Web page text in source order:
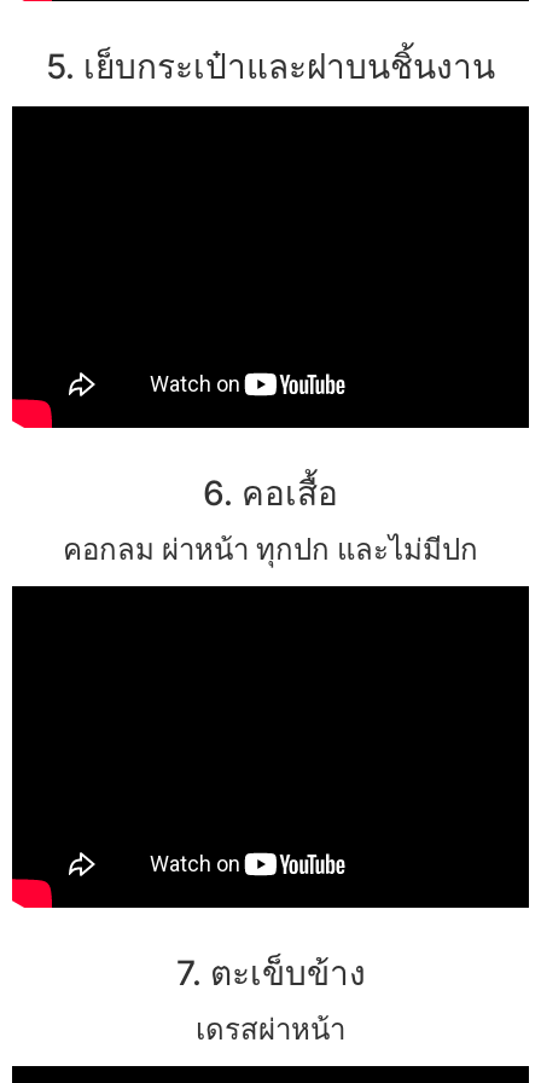
5. เย็บกระเป๋าและฝาบนชิ้นงาน
6. คอเสื้อ
คอกลม ผ่าหน้า ทุกปก และไม่มีปก
7. ตะเข็บข้าง
เดรสผ่าหน้า